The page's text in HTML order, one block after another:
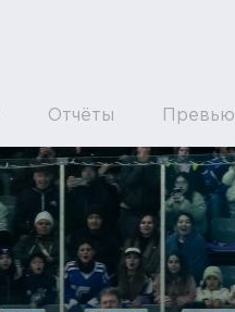
Отчёты Превью